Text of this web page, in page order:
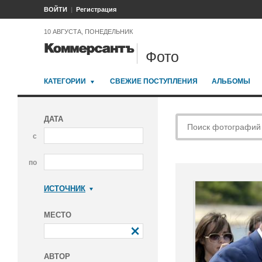
ВОЙТИ Регистрация
10 АВГУСТА, ПОНЕДЕЛЬНИК
Фото
КАТЕГОРИИ СВЕЖИЕ ПОСТУПЛЕНИЯ АЛЬБОМЫ
ДАТА
с
по
ИСТОЧНИК
МЕСТО
АВТОР